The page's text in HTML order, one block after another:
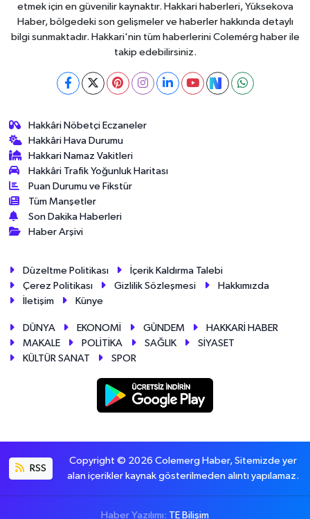
etmek için en güvenilir kaynaktır. Hakkari haberleri, Yüksekova
Haber, bölgedeki son gelişmeler ve haberler hakkında detaylı
bilgi sunmaktadır. Hakkari'nin tüm haberlerini Colemérg haber ile
takip edebilirsiniz.
Hakkâri Nöbetçi Eczaneler
Hakkâri Hava Durumu
Hakkari Namaz Vakitleri
Hakkâri Trafik Yoğunluk Haritası
Puan Durumu ve Fikstür
Tüm Manşetler
Son Dakika Haberleri
Haber Arşivi
Düzeltme Politikası
İçerik Kaldırma Talebi
Çerez Politikası
Gizlilik Sözleşmesi
Hakkımızda
İletişim
Künye
DÜNYA EKONOMİ GÜNDEM
HAKKARİ HABER
MAKALE
POLİTİKA SAĞLIK
SİYASET
KÜLTÜR SANAT
SPOR
RSS
Copyright © 2026 Colemerg Haber, Sitemizde yer
alan içerikler kaynak gösterilmeden alıntı yapılamaz.
Haber Yazılımı: TE Bilişim